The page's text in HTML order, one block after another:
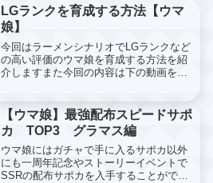
LGランクを育成する方法【ウマ
娘】
今回はラーメンシナリオでLGランクなど
の高い評価のウマ娘を育成する方法を紹
介しますまた今回の内容は下の動画を参
はLGランクを取るにあたって最も大切な
育成ウマ娘を紹介しま...
【ウマ娘】最強配布スピードサポ
カ TOP3 グラマス編
ウマ娘にはガチャで手に入るサポカ以外
にも一周年記念やストーリーイベントで
SSRの配布サポカを入手することがで